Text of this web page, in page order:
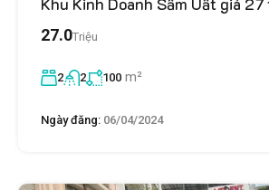
27.0Triệu
2 2 100 m²
Ngày đăng: 06/04/2024